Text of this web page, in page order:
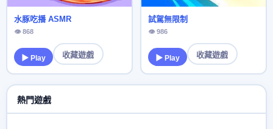
水豚吃播 ASMR
👁 868
▶ Play 收藏遊戲
試駕無限制
👁 986
▶ Play 收藏遊戲
熱門遊戲